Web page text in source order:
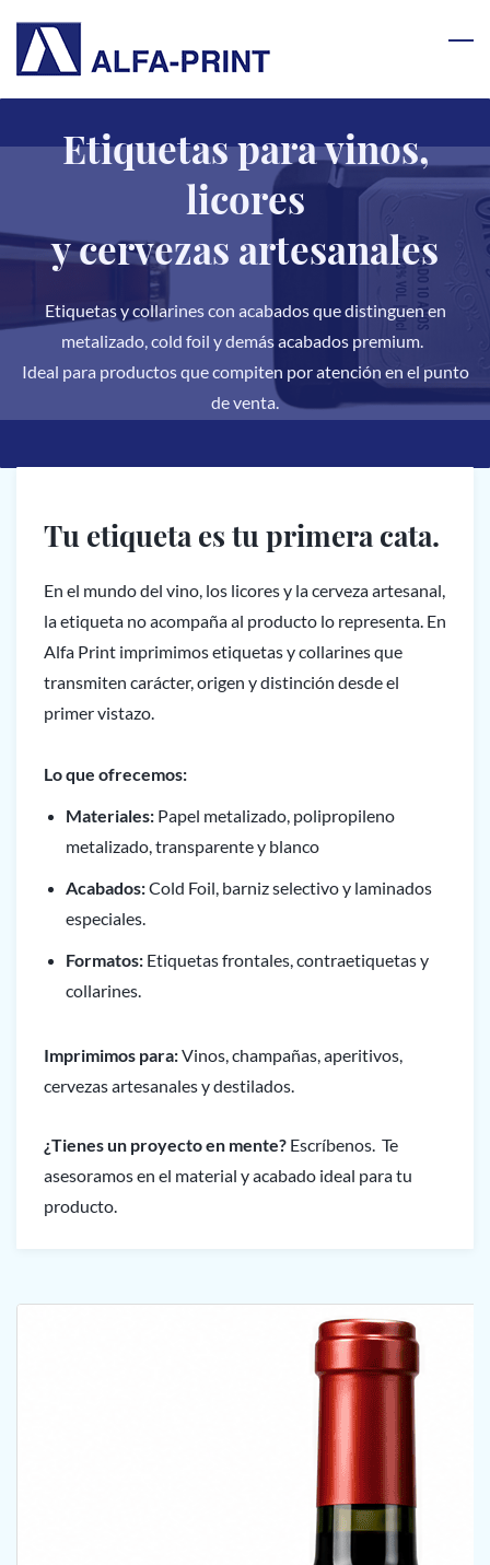
main
content
Etiquetas para vinos,
licores
​y cervezas artesanales
Etiquetas y collarines con acabados que distinguen en
metalizado, cold foil y demás acabados premium.
Ideal para productos que compiten por atención en el punto
de venta.
Tu etiqueta es tu primera cata.
En el mundo del vino, los licores y la cerveza artesanal,
la etiqueta no acompaña al producto lo representa. En
Alfa Print imprimimos etiquetas y collarines que
transmiten carácter, origen y distinción desde el
primer vistazo.
Lo que ofrecemos:
Materiales: Papel metalizado, polipropileno
metalizado, transparente y blanco
Acabados:Cold Foil, barniz selectivo y laminados
especiales.
Formatos: Etiquetas frontales, contraetiquetas y
collarines.
Imprimimos para:Vinos, champañas, aperitivos,
cervezas artesanales y destilados.
¿Tienes un proyecto en mente? Escríbenos. Te
asesoramos en el material y acabado ideal para tu
producto.